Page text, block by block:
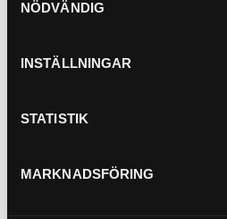
NÖDVÄNDIG
INSTÄLLNINGAR
STATISTIK
MARKNADSFÖRING